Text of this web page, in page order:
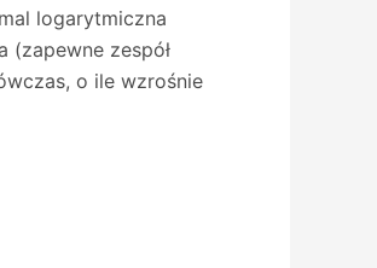
logarytmiczna
(zapewne zespół
o ile wzrośnie